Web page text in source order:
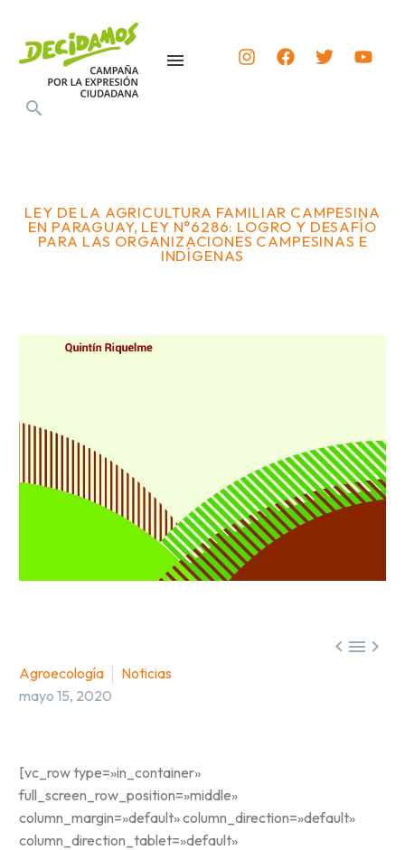
LEY DE LA AGRICULTURA FAMILIAR CAMPESINA
EN PARAGUAY, LEY N°6286: LOGRO Y DESAFÍO
PARA LAS ORGANIZACIONES CAMPESINAS E
INDÍGENAS

Agroecología
Noticias
mayo 15, 2020
[vc_row type=»in_container»
full_screen_row_position=»middle»
column_margin=»default» column_direction=»default»
column_direction_tablet=»default»